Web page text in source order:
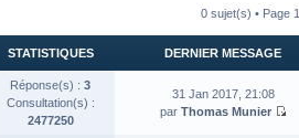
0 sujet(s) • Page 1
STATISTIQUES DERNIER MESSAGE
Réponse(s) : 3
Consultation(s) :
2477250
31 Jan 2017, 21:08
par Thomas Munier